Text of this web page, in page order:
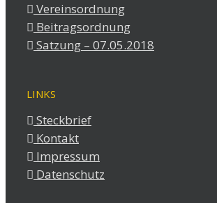
Vereinsordnung
Beitragsordnung
Satzung – 07.05.2018
LINKS
Steckbrief
Kontakt
Impressum
Datenschutz